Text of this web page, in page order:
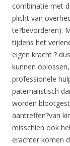
combinatie met
plicht van
te?bevorderen).
tijdens het
eigen kracht ?
kunnen
professionele
paternalistisch
worden
aantreffen?van
misschien ook
erachter komen